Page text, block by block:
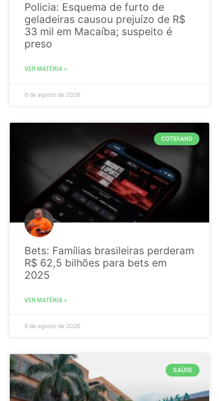
Policia: Esquema de furto de
geladeiras causou prejuízo de R$
33 mil em Macaíba; suspeito é
preso
VER MATÉRIA »
6 de agosto de 2026
COTIDIANO
Bets: Famílias brasileiras perderam
R$ 62,5 bilhões para bets em
2025
VER MATÉRIA »
6 de agosto de 2026
SAÚDE